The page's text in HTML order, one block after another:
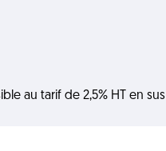
au tarif de 2,5% HT en sus